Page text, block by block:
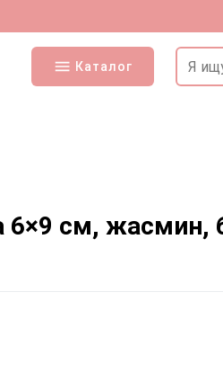
Каталог
6×9 см, жасмин,